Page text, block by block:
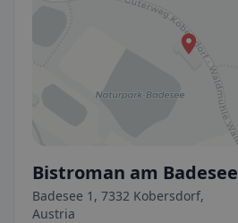
Bistroman am Badesee
Badesee 1, 7332 Kobersdorf,
Austria